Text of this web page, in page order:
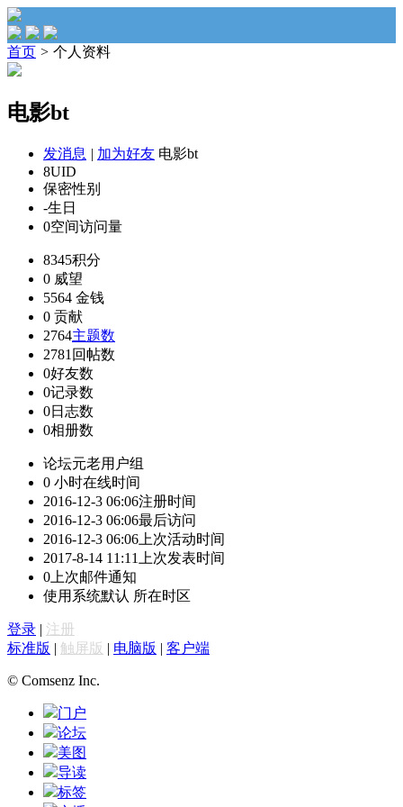
首页 > 个人资料
电影bt
发消息 | 加为好友 电影bt
8UID
保密性别
-生日
0空间访问量
8345积分
0 威望
5564 金钱
0 贡献
2764主题数
2781 回帖数
0好友数
0记录数
0日志数
0相册数
论坛元老用户组
0 小时在线时间
2016-12-3 06:06注册时间
2016-12-3 06:06最后访问
2016-12-3 06:06 上次活动时间
2017-8-14 11:11
上次发表时间
0 上次邮件通知
使用系统默认 所在时区
登录 | 注册
标准版 | 触屏版 | 电脑版 | 客户端
© Comsenz Inc.
门户
论坛
美图
导读
标签